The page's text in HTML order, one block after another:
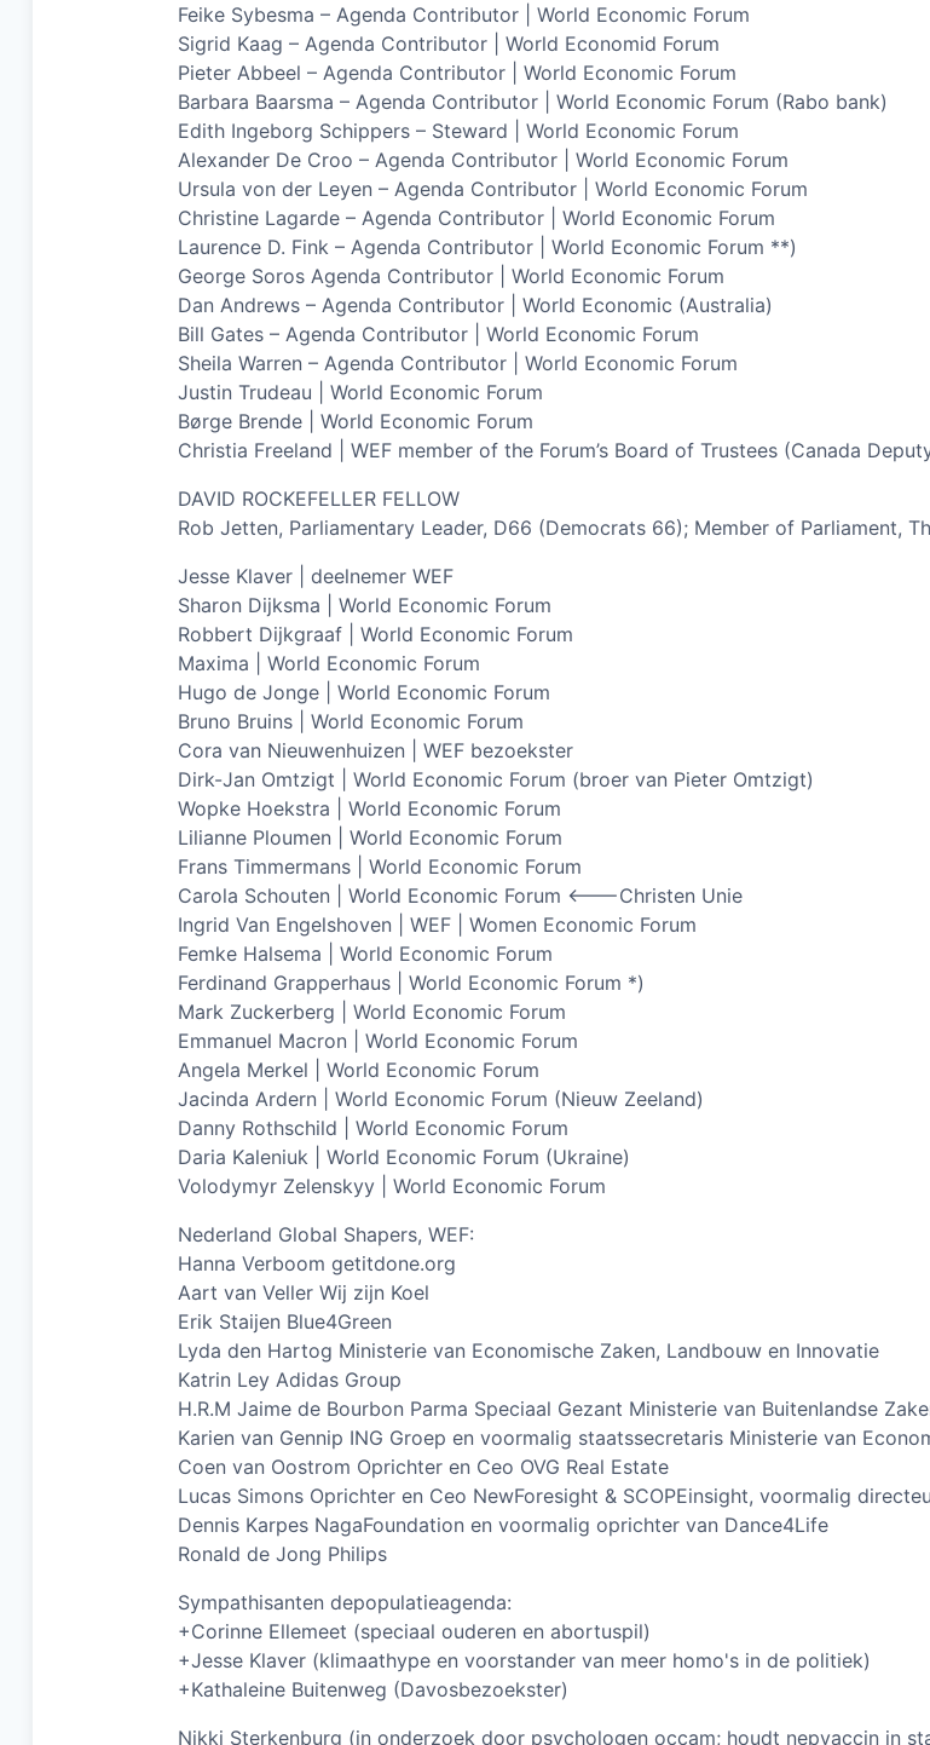
Feike Sybesma – Agenda Contributor | World Economic Forum
Sigrid Kaag – Agenda Contributor | World Economid Forum
Pieter Abbeel – Agenda Contributor | World Economic Forum
Barbara Baarsma – Agenda Contributor | World Economic Forum (Rabo bank)
Edith Ingeborg Schippers – Steward | World Economic Forum
Alexander De Croo – Agenda Contributor | World Economic Forum
Ursula von der Leyen – Agenda Contributor | World Economic Forum
Christine Lagarde – Agenda Contributor | World Economic Forum
Laurence D. Fink – Agenda Contributor | World Economic Forum **)
George Soros Agenda Contributor | World Economic Forum
Dan Andrews – Agenda Contributor | World Economic (Australia)
Bill Gates – Agenda Contributor | World Economic Forum
Sheila Warren – Agenda Contributor | World Economic Forum
Justin Trudeau | World Economic Forum
Børge Brende | World Economic Forum
Christia Freeland | WEF member of the Forum’s Board of Trustees (Canada
DAVID ROCKEFELLER FELLOW
Rob Jetten, Parliamentary Leader, D66 (Democrats 66); Member of Parliament,
Jesse Klaver | deelnemer WEF
Sharon Dijksma | World Economic Forum
Robbert Dijkgraaf | World Economic Forum
Maxima | World Economic Forum
Hugo de Jonge | World Economic Forum
Bruno Bruins | World Economic Forum
Cora van Nieuwenhuizen | WEF bezoekster
Dirk-Jan Omtzigt | World Economic Forum (broer van Pieter Omtzigt)
Wopke Hoekstra | World Economic Forum
Lilianne Ploumen | World Economic Forum
Frans Timmermans | World Economic Forum
Carola Schouten | World Economic Forum <——-Christen Unie
Ingrid Van Engelshoven | WEF | Women Economic Forum
Femke Halsema | World Economic Forum
Ferdinand Grapperhaus | World Economic Forum *)
Mark Zuckerberg | World Economic Forum
Emmanuel Macron | World Economic Forum
Angela Merkel | World Economic Forum
Jacinda Ardern | World Economic Forum (Nieuw Zeeland)
Danny Rothschild | World Economic Forum
Daria Kaleniuk | World Economic Forum (Ukraine)
Volodymyr Zelenskyy | World Economic Forum
Nederland Global Shapers, WEF:
Hanna Verboom getitdone.org
Aart van Veller Wij zijn Koel
Erik Staijen Blue4Green
Lyda den Hartog Ministerie van Economische Zaken, Landbouw en Innovatie
Katrin Ley Adidas Group
H.R.M Jaime de Bourbon Parma Speciaal Gezant Ministerie van Buitenlandse
Karien van Gennip ING Groep en voormalig staatssecretaris Ministerie van
Coen van Oostrom Oprichter en Ceo OVG Real Estate
Lucas Simons Oprichter en Ceo NewForesight & SCOPEinsight, voormalig
Dennis Karpes NagaFoundation en voormalig oprichter van Dance4Life
Ronald de Jong Philips
Sympathisanten depopulatieagenda:
+Corinne Ellemeet (speciaal ouderen en abortuspil)
+Jesse Klaver (klimaathype en voorstander van meer homo's in de politiek)
+Kathaleine Buitenweg (Davosbezoekster)
Nikki Sterkenburg (in onderzoek door psychologen occam; houdt nepvaccin in